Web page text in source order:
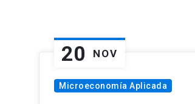
20 NOV
Microeconomía Aplicada